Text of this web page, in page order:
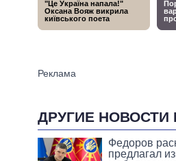
ДРУГИЕ НОВОСТИ
Федоров
предлагал